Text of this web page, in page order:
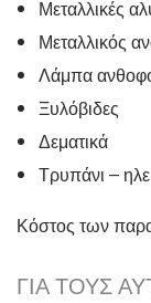
Μεταλλικές
Μεταλλικός
Λάμπα
Ξυλόβιδες
Δεματικά
Τρυπάνι –
Κόστος των
ΓΙΑ ΤΟΥΣ